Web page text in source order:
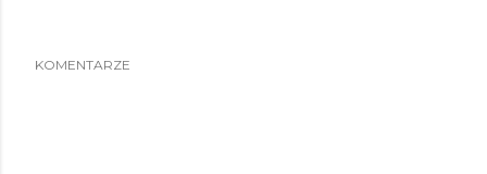
KOMENTARZE